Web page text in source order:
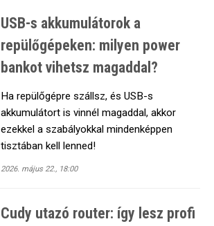
USB-s akkumulátorok a
repülőgépeken: milyen power
bankot vihetsz magaddal?
Ha repülőgépre szállsz, és USB-s
akkumulátort is vinnél magaddal, akkor
ezekkel a szabályokkal mindenképpen
tisztában kell lenned!
2026. május 22., 18:00
Cudy utazó router: így lesz profi